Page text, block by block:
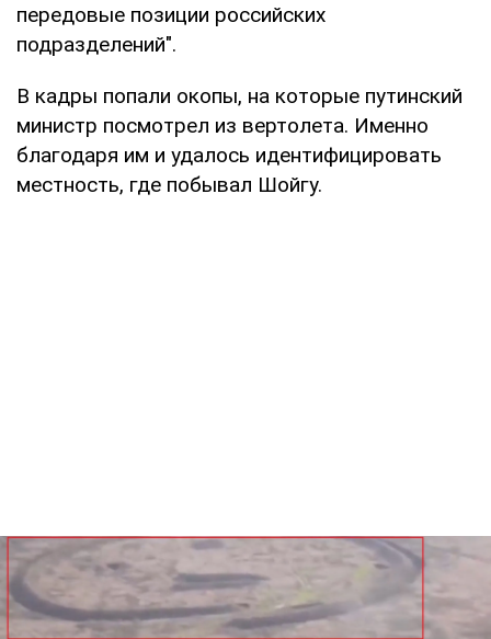
передовые позиции российских
подразделений".
В кадры попали окопы, на которые путинский
министр посмотрел из вертолета. Именно
благодаря им и удалось идентифицировать
местность, где побывал Шойгу.